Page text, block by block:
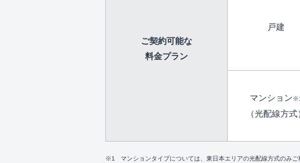
ご契約可能な
料金プラン
戸建
マンション
（光配線方式
マンションタイプについては、東日本エリアの光配線方式のみ